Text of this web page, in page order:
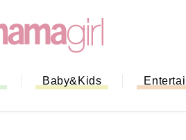
Baby&Kids